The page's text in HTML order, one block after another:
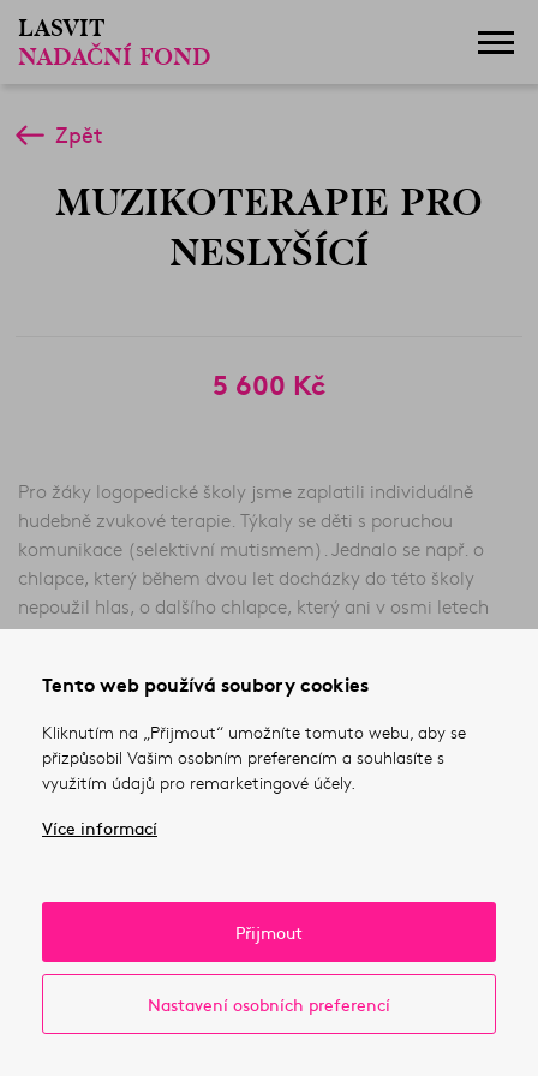
LASVIT
NADAČNÍ FOND
Zpět
MUZIKOTERAPIE PRO
NESLYŠÍCÍ
5 600 Kč
Pro žáky logopedické školy jsme zaplatili individuálně
hudebně zvukové terapie. Týkaly se děti s poruchou
komunikace (selektivní mutismem). Jednalo se např. o
chlapce, který během dvou let docházky do této školy
nepoužil hlas, o dalšího chlapce, který ani v osmi letech
schopen domluvit se se svým okolím.
Tento web používá soubory cookies
Kliknutím na „Přijmout“ umožníte tomuto webu, aby se
přizpůsobil Vašim osobním preferencím a souhlasíte s
využitím údajů pro remarketingové účely.
Více informací
Přijmout
Nastavení osobních preferencí